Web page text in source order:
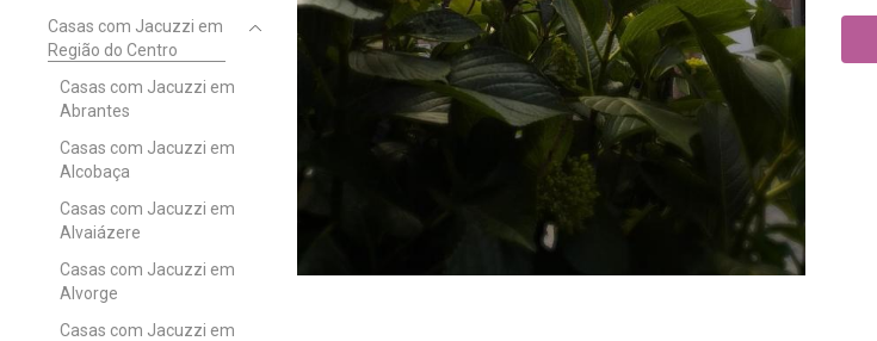
Casas com Jacuzzi em
Região do Centro
Casas com Jacuzzi em
Abrantes
Casas com Jacuzzi em
Alcobaça
Casas com Jacuzzi em
Alvaiázere
Casas com Jacuzzi em
Alvorge
Casas com Jacuzzi em